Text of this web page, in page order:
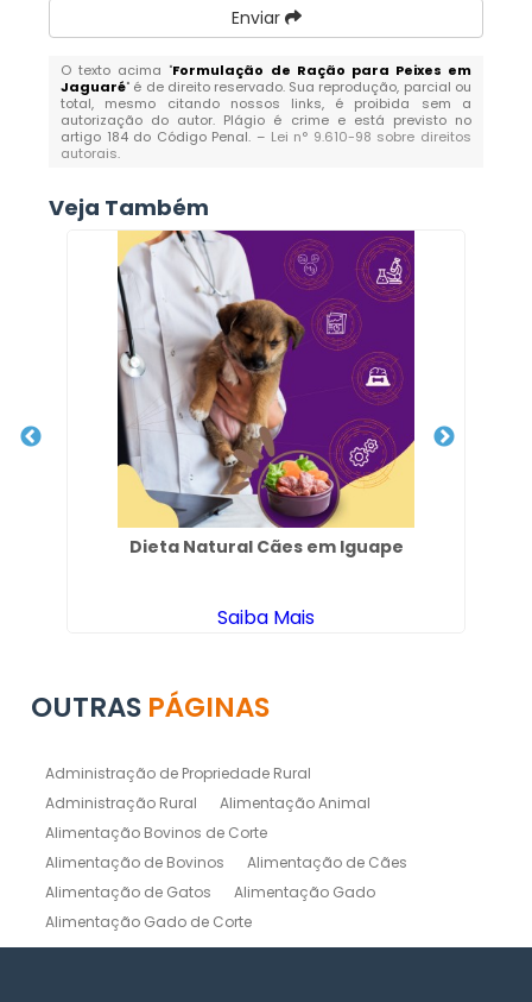
Enviar
O texto acima "Formulação de Ração para Peixes em
Jaguaré" é de direito reservado. Sua reprodução, parcial ou
total, mesmo citando nossos links, é proibida sem a
autorização do autor. Plágio é crime e está previsto no
artigo 184 do Código Penal. – Lei n° 9.610-98 sobre direitos
autorais.
Veja Também
Dieta Natural Cães em Iguape
Saiba Mais
OUTRAS PÁGINAS
Administração de Propriedade Rural
Administração Rural
Alimentação Animal
Alimentação Bovinos de Corte
Alimentação de Bovinos
Alimentação de Cães
Alimentação de Gatos
Alimentação Gado
Alimentação Gado de Corte
Alimentação Gado de Leite
Alimentação Natural Cães